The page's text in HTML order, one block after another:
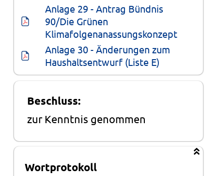
Anlage 29 - Antrag Bündnis
90/Die Grünen
Klimafolgenanassungskonzept
Anlage 30 - Änderungen zum
Haushaltsentwurf (Liste E)
Beschluss:
zur Kenntnis genommen
Wortprotokoll